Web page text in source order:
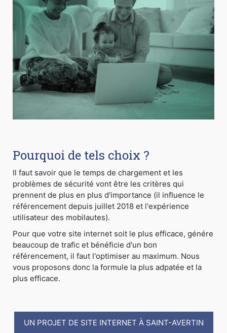
Pourquoi de tels choix ?
Il faut savoir que le temps de chargement et les
problèmes de sécurité vont être les critères qui
prennent de plus en plus d'importance (il influence le
référencement depuis juillet 2018 et l'expérience
utilisateur des mobilautes).
Pour que votre site internet soit le plus efficace, génére
beaucoup de trafic et bénéficie d'un bon
référencement, il faut l'optimiser au maximum. Nous
vous proposons donc la formule la plus adpatée et la
plus efficace.
UN PROJET DE SITE INTERNET À SAINT-AVERTIN